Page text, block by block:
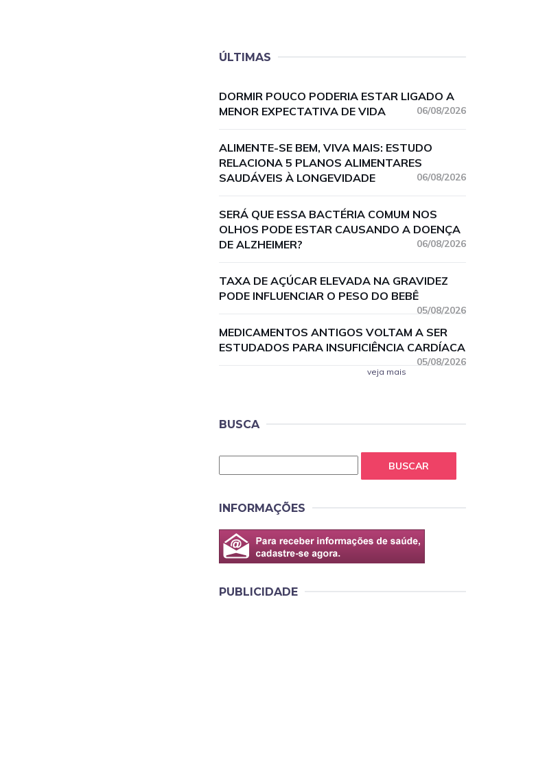
ÚLTIMAS
DORMIR POUCO PODERIA ESTAR LIGADO A
MENOR EXPECTATIVA DE VIDA
06/08/2026
ALIMENTE-SE BEM, VIVA MAIS: ESTUDO
RELACIONA 5 PLANOS ALIMENTARES
SAUDÁVEIS À LONGEVIDADE
06/08/2026
SERÁ QUE ESSA BACTÉRIA COMUM NOS
OLHOS PODE ESTAR CAUSANDO A DOENÇA
DE ALZHEIMER?
06/08/2026
TAXA DE AÇÚCAR ELEVADA NA GRAVIDEZ
PODE INFLUENCIAR O PESO DO BEBÊ
05/08/2026
MEDICAMENTOS ANTIGOS VOLTAM A SER
ESTUDADOS PARA INSUFICIÊNCIA CARDÍACA
05/08/2026
veja mais
BUSCA
BUSCAR
INFORMAÇÕES
PUBLICIDADE